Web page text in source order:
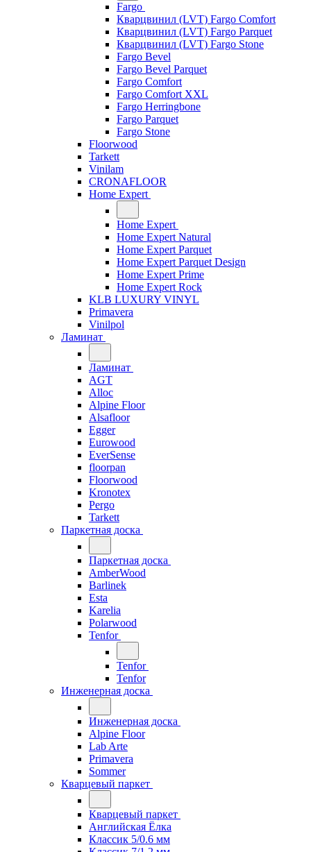
Fargo
Кварцвинил (LVT) Fargo Comfort
Кварцвинил (LVT) Fargo Parquet
Кварцвинил (LVT) Fargo Stone
Fargo Bevel
Fargo Bevel Parquet
Fargo Comfort
Fargo Comfort XXL
Fargo Herringbone
Fargo Parquet
Fargo Stone
Floorwood
Tarkett
Vinilam
CRONAFLOOR
Home Expert
Home Expert
Home Expert Natural
Home Expert Parquet
Home Expert Parquet Design
Home Expert Prime
Home Expert Rock
KLB LUXURY VINYL
Primavera
Vinilpol
Ламинат
Ламинат
AGT
Alloc
Alpine Floor
Alsafloor
Egger
Eurowood
EverSense
floorpan
Floorwood
Kronotex
Pergo
Tarkett
Паркетная доска
Паркетная доска
AmberWood
Barlinek
Esta
Karelia
Polarwood
Tenfor
Tenfor
Tenfor
Инженерная доска
Инженерная доска
Alpine Floor
Lab Arte
Primavera
Sommer
Кварцевый паркет
Кварцевый паркет
Английская Ёлка
Классик 5/0.6 мм